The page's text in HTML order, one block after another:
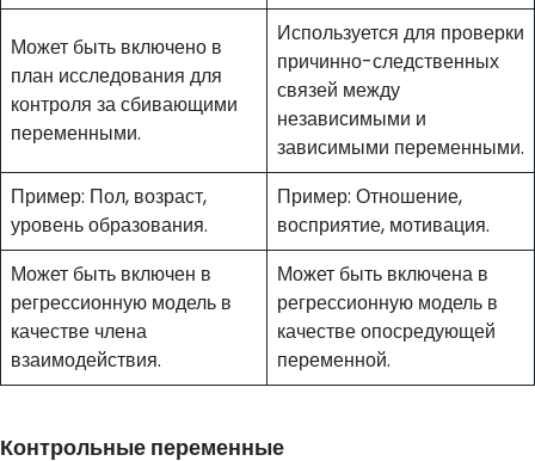
Может быть включено в
план исследования для
контроля за сбивающими
переменными.
Используется для проверки
причинно-следственных
связей между
независимыми и
зависимыми переменными.
Пример: Пол, возраст,
уровень образования.
Пример: Отношение,
восприятие, мотивация.
Может быть включен в
регрессионную модель в
качестве члена
взаимодействия.
Может быть включена в
регрессионную модель в
качестве опосредующей
переменной.
Контрольные переменные